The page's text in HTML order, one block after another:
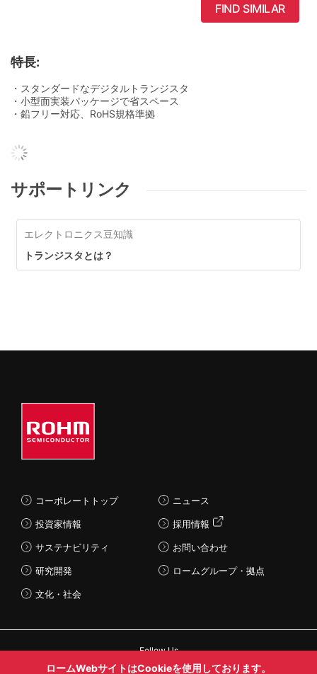
FIND SIMILAR
特長:
・スタンダードなデジタルトランジスタ
・小型面実装パッケージで省スペース
・鉛フリー対応、RoHS規格準拠
サポートリンク
エレクトロニクス豆知識
トランジスタとは？
コーポレートトップ
投資家情報
サステナビリティ
研究開発
文化・社会
ニュース
採用情報
お問い合わせ
ロームグループ・拠点
Follow Us
ロームWebサイトはCookieを使用しております。